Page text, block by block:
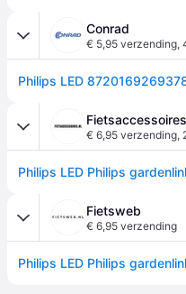
Conrad
€ 5,95 verzending,
Fietsaccessoires
€ 6,95 verzending,
Philips LED Philips
Fietsweb
€ 6,95 verzending
Philips LED Philips